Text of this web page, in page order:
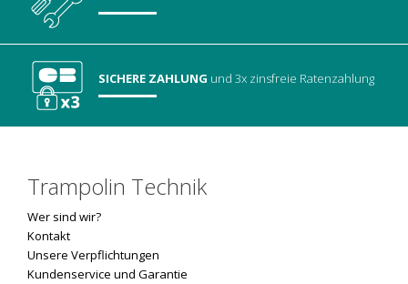
SICHERE ZAHLUNG und 3x zinsfreie Ratenzahlung
Trampolin Technik
Wer sind wir?
Kontakt
Unsere Verpflichtungen
Kundenservice und Garantie